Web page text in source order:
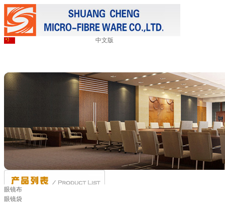
中文版
眼镜布
眼镜袋